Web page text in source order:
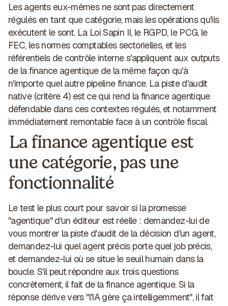
Les agents eux-mêmes ne sont pas directement
régulés en tant que catégorie, mais les opérations qu'ils
exécutent le sont. La Loi Sapin II, le RGPD, le PCG, le
FEC, les normes comptables sectorielles, et les
référentiels de contrôle interne s'appliquent aux outputs
de la finance agentique de la même façon qu'à
n'importe quel autre pipeline finance. La piste d'audit
native (critère 4) est ce qui rend la finance agentique
défendable dans ces contextes régulés, et notamment
immédiatement remontable face à un contrôle fiscal.
La finance agentique est
une catégorie, pas une
fonctionnalité
Le test le plus court pour savoir si la promesse
"agentique" d'un éditeur est réelle : demandez-lui de
vous montrer la piste d'audit de la décision d'un agent,
demandez-lui quel agent précis porte quel job précis,
et demandez-lui où se situe le seuil humain dans la
boucle. S'il peut répondre aux trois questions
concrètement, il fait de la finance agentique. Si la
réponse dérive vers "l'IA gère ça intelligemment", il fait